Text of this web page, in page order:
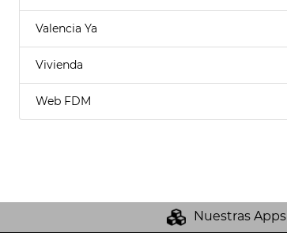
Valencia Ya
Vivienda
Web FDM
Nuestras Apps